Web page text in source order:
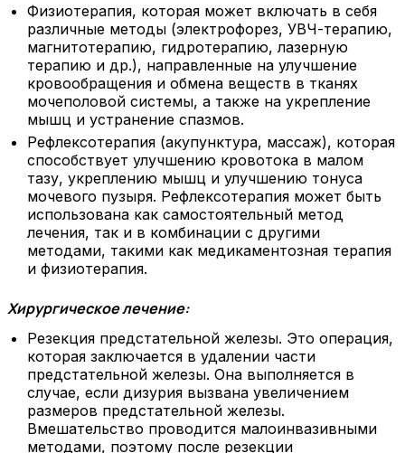
Физиотерапия, которая может включать в себя
различные методы (электрофорез, УВЧ-терапию,
магнитотерапию, гидротерапию, лазерную
терапию и др.), направленные на улучшение
кровообращения и обмена веществ в тканях
мочеполовой системы, а также на укрепление
мышц и устранение спазмов.
Рефлексотерапия (акупунктура, массаж), которая
способствует улучшению кровотока в малом
тазу, укреплению мышц и улучшению тонуса
мочевого пузыря. Рефлексотерапия может быть
использована как самостоятельный метод
лечения, так и в комбинации с другими
методами, такими как медикаментозная терапия
и физиотерапия.
Хирургическое лечение:
Резекция предстательной железы. Это операция,
которая заключается в удалении части
предстательной железы. Она выполняется в
случае, если дизурия вызвана увеличением
размеров предстательной железы.
Вмешательство проводится малоинвазивными
методами, поэтому после резекции